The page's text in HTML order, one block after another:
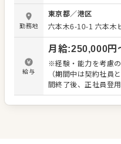
ーション改善や構築
【具体的には…】 ・
対応 ・お客様来店時
入社後はスキルに合
徐々に業務の幅を広
の成長を多角的にサ
る方も安心してスタ
ーダーや店長、SVや
気になった方は、エ
支援窓口』までお問
勤務地
東京都／港区
六本木6-10-1 六本木
給与
月給:250,000円
※経験・能力を考慮の上決定しま
（期間中は契約社員
間終了後、正社員登
（￥24,100～￥